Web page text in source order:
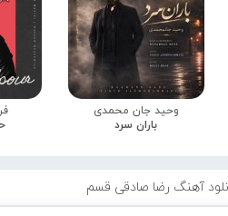
وحید جان محمدی
باران سرد
آهنگ رضا صادقی قسم